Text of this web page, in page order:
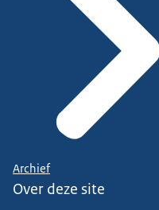
Archief
Over deze site